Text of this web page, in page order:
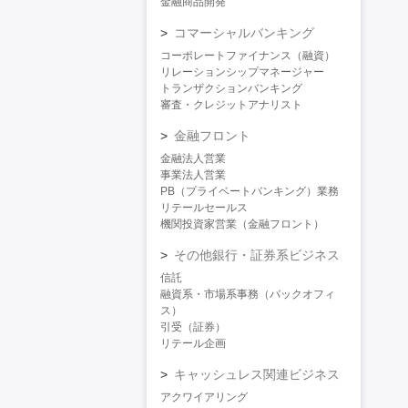
コマーシャルバンキング
コーポレートファイナンス（融資）
リレーションシップマネージャー
トランザクションバンキング
審査・クレジットアナリスト
金融フロント
金融法人営業
事業法人営業
PB（プライベートバンキング）業務
リテールセールス
機関投資家営業（金融フロント）
その他銀行・証券系ビジネス
信託
融資系・市場系事務（バックオフィ
ス）
引受（証券）
リテール企画
キャッシュレス関連ビジネス
アクワイアリング